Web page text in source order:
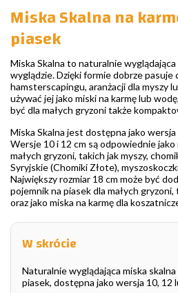
Miska Skalna na
piasek
Miska Skalna to naturalnie wyglądająca
wyglądzie. Dzięki formie dobrze pasuje
hamsterscapingu, aranżacji dla myszy
używać jej jako miski na karmę lub
być dla małych gryzoni także
Miska Skalna jest dostępna jako wersja
Wersje 10 i 12 cm są odpowiednie jako
małych gryzoni, takich jak myszy,
Syryjskie (Chomiki Złote),
Największy rozmiar 18 cm może być
pojemnik na piasek dla małych
oraz jako miska na karmę dla
W skrócie
Naturalnie wyglądająca miska
piasek, dostępna jako wersja 10, 12